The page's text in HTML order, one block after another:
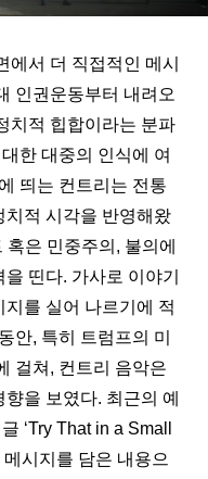
에서 더 직접적인 메시
인권운동부터 내려오
치적 힙합이라는 분파
한 대중의 인식에 여
띄는 컨트리는 전통
치적 시각을 반영해왔
은 민중주의, 불의에
띤다. 가사로 이야기
를 실어 나르기에 적
안, 특히 트럼프의 미
걸쳐, 컨트리 음악은
을 보였다. 최근의 예
‘Try That in a Small
시지를 담은 내용으